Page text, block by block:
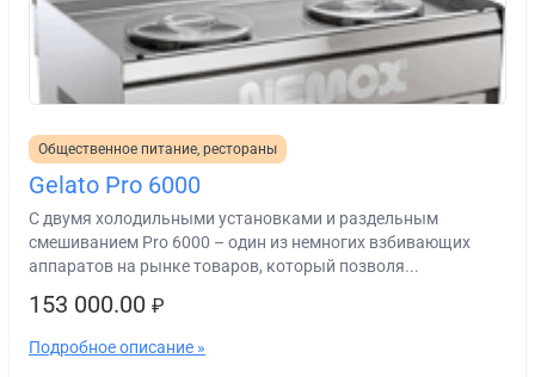
Общественное питание, рестораны
Gelato Pro 6000
С двумя холодильными установками и раздельным
смешиванием Pro 6000 – один из немногих взбивающих
аппаратов на рынке товаров, который позволя...
153 000.00 ₽
Подробное описание »